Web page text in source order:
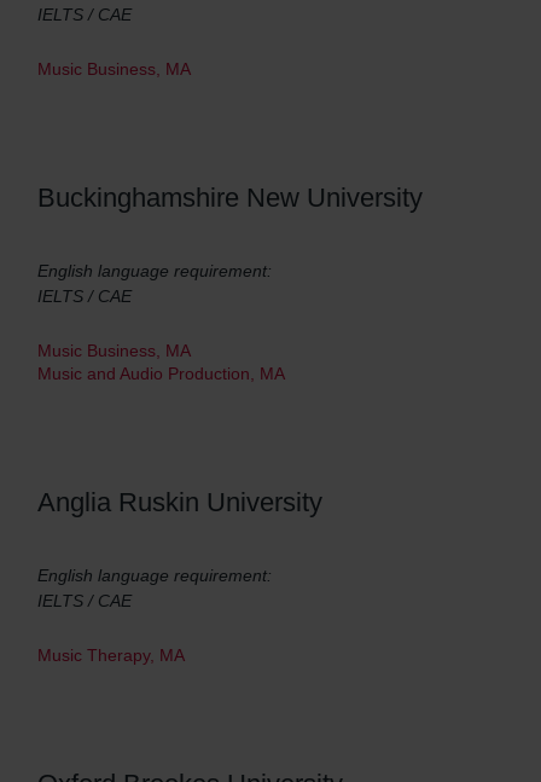
IELTS / CAE
Music Business, MA
Buckinghamshire New University
English language requirement:
IELTS / CAE
Music Business, MA
Music and Audio Production, MA
Anglia Ruskin University
English language requirement:
IELTS / CAE
Music Therapy, MA